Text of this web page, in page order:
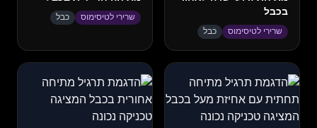
בכבל
שרירי לטיסימוס כבל
שרירי לטיסימוס כבל